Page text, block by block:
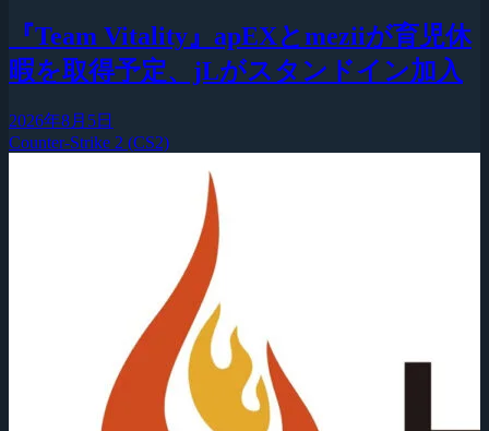
『Team Vitality』apEXとmeziiが育児休
暇を取得予定、jLがスタンドイン加入
2026年8月5日
Counter-Strike 2 (CS2)